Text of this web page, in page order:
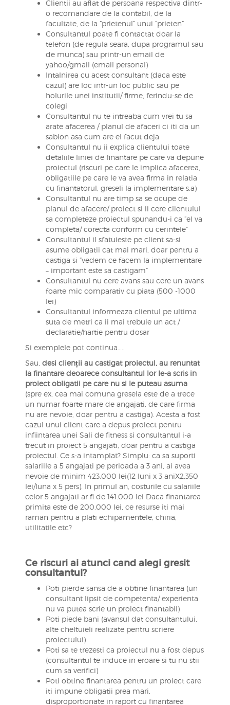
Clientii au aflat de persoana respectiva dintr-
o recomandare de la contabil, de la
facultate, de la ”prietenul” unui ”prieten”
Consultantul poate fi contactat doar la
telefon (de regula seara, dupa programul sau
de munca) sau printr-un email de
yahoo/gmail (email personal)
Intalnirea cu acest consultant (daca este
cazul) are loc intr-un loc public sau pe
holurile unei institutii/ firme, ferindu-se de
colegi
Consultantul nu te intreaba cum vrei tu sa
arate afacerea / planul de afaceri ci iti da un
sablon asa cum are el facut deja
Consultantul nu ii explica clientului toate
detaliile liniei de finantare pe care va depune
proiectul (riscuri pe care le implica afacerea,
obligatiile pe care le va avea firma in relatia
cu finantatorul, greseli la implementare s.a)
Consultantul nu are timp sa se ocupe de
planul de afacere/ proiect si ii cere clientului
sa completeze proiectul spunandu-i ca ”el va
completa/ corecta conform cu cerintele”
Consultantul il sfatuieste pe client sa-si
asume obligatii cat mai mari, doar pentru a
castiga si ”vedem ce facem la implementare
– important este sa castigam”
Consultantul nu cere avans sau cere un avans
foarte mic comparativ cu piata (500 -1000
lei)
Consultantul informeaza clientul pe ultima
suta de metri ca ii mai trebuie un act /
declaratie/hartie pentru dosar
Si exemplele pot continua…..
Sau, desi clienții au castigat proiectul, au renuntat
la finantare deoarece consultantul lor le-a scris in
proiect obligatii pe care nu si le puteau asuma
(spre ex, cea mai comuna gresela este de a trece
un numar foarte mare de angajati, de care firma
nu are nevoie, doar pentru a castiga). Acesta a fost
cazul unui client care a depus proiect pentru
infiintarea unei Sali de fitness si consultantul i-a
trecut in proiect 5 angajati, doar pentru a castiga
proiectul. Ce s-a intamplat? Simplu: ca sa suporti
salariile a 5 angajati pe perioada a 3 ani, ai avea
nevoie de minim 423.000 lei(12 luni x 3 aniX2.350
lei/luna x 5 pers). In primul an, costurile cu salariile
celor 5 angajati ar fi de 141.000 lei Daca finantarea
primita este de 200.000 lei, ce resurse iti mai
raman pentru a plati echipamentele, chiria,
utilitatile etc?
Ce riscuri ai atunci cand alegi gresit
consultantul?
Poti pierde sansa de a obtine finantarea (un
consultant lipsit de competenta/ experienta
nu va putea scrie un proiect finantabil)
Poti piede bani (avansul dat consultantului,
alte cheltuieli realizate pentru scriere
proiectului)
Poti sa te trezesti ca proiectul nu a fost depus
(consultantul te induce in eroare si tu nu stii
cum sa verifici)
Poti obtine finantarea pentru un proiect care
iti impune obligatii prea mari,
disproportionate in raport cu finantarea